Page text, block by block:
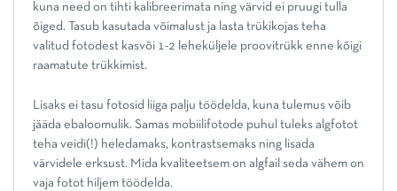
kuna need on tihti kalibreerimata ning värvid ei pruugi tulla
õiged. Tasub kasutada võimalust ja lasta trükikojas teha
valitud fotodest kasvõi 1-2 leheküljele proovitrükk enne kõigi
raamatute trükkimist.
Lisaks ei tasu fotosid liiga palju töödelda, kuna tulemus võib
jääda ebaloomulik. Samas mobiilifotode puhul tuleks algfotot
teha veidi(!) heledamaks, kontrastsemaks ning lisada
värvidele erksust. Mida kvaliteetsem on algfail seda vähem on
vaja fotot hiljem töödelda.